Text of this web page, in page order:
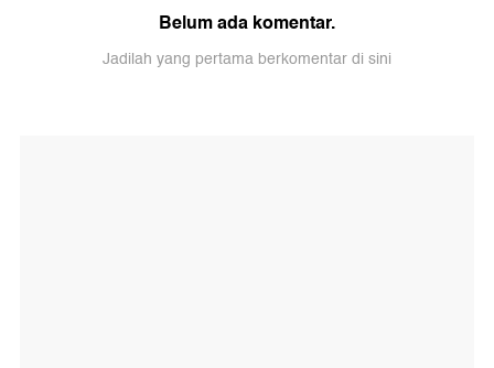
Belum ada komentar.
Jadilah yang pertama berkomentar di sini